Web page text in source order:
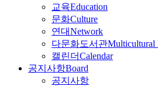
교육Education
문화Culture
연대Network
다문화도서관Multicultural
캘린더Calendar
공지사항Board
공지사항